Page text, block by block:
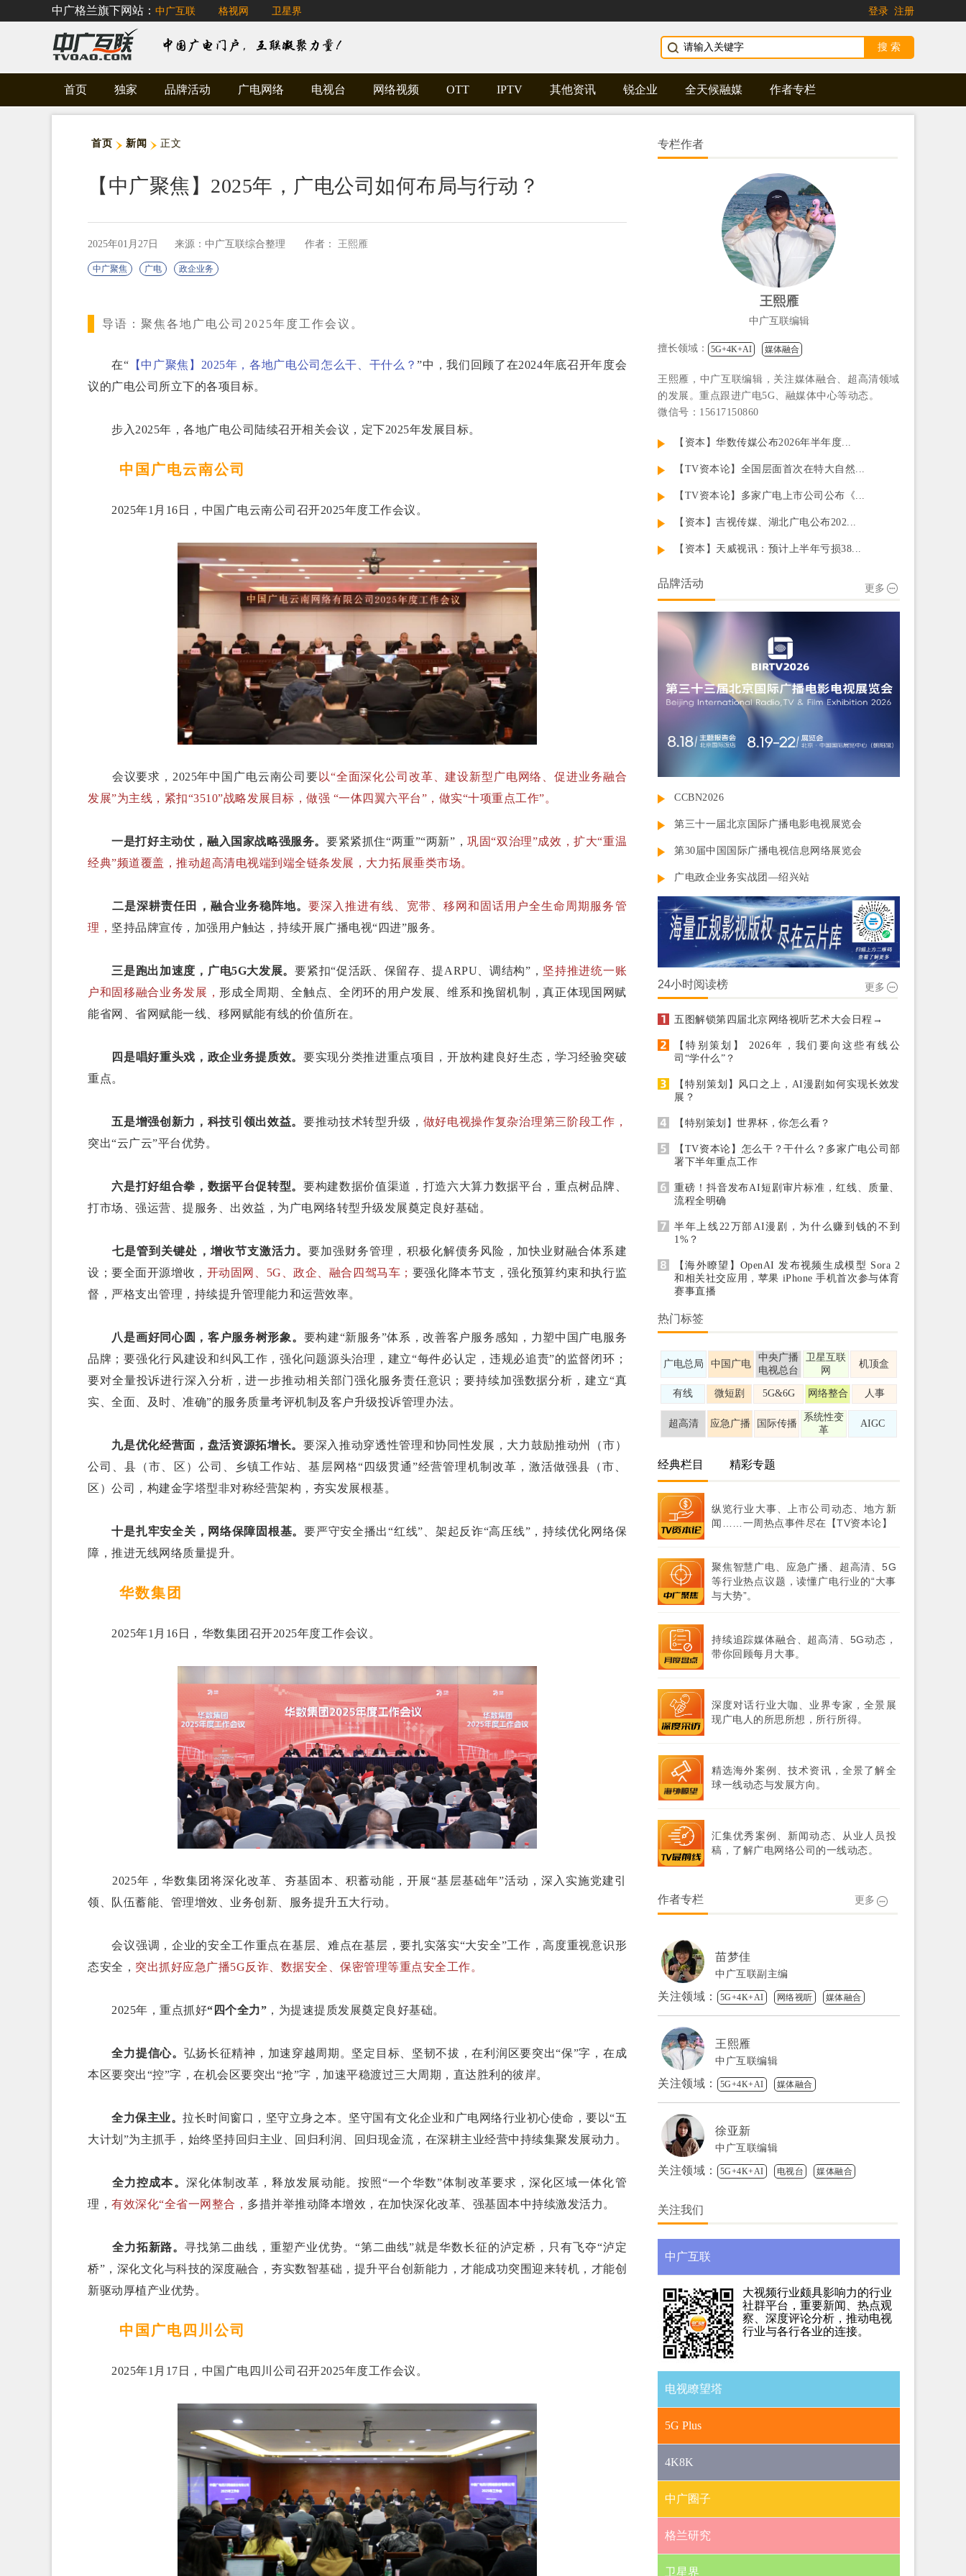
中广格兰旗下网站： 中广互联 格视网 卫星界 登录 注册
首页 独家 品牌活动 广电网络 电视台 网络视频 OTT IPTV 其他资讯 锐企业 全天候融媒 作者专栏
首页 新闻 正文
【中广聚焦】2025年，广电公司如何布局与行动？
2025年01月27日 来源：中广互联综合整理 作者： 王熙雁
中广聚焦 广电 政企业务
导语： 聚焦各地广电公司2025年度工作会议。
在“ 【中广聚焦】2025年，各地广电公司怎么干、干什么？”中，我们回顾了在2024年底召开年度会
议的广电公司所立下的各项目标。
步入2025年，各地广电公司陆续召开相关会议，定下2025年发展目标。
中国广电云南公司
2025年1月16日，中国广电云南公司召开2025年度工作会议。
会议要求，2025年中国广电云南公司要以“全面深化公司改革、建设新型广电网络、促进业务融合
发展”为主线，紧扣“3510”战略发展目标，做强 “一体四翼六平台”，做实“十项重点工作”。
一是打好主动仗，融入国家战略强服务。 要紧紧抓住“两重”“两新”，巩固“双治理”成效，扩大“重温
经典”频道覆盖，推动超高清电视端到端全链条发展，大力拓展垂类市场。
二是深耕责任田，融合业务稳阵地。要深入推进有线、宽带、移网和固话用户全生命周期服务管
理， 坚持品牌宣传，加强用户触达，持续开展广播电视“四进”服务。
三是跑出加速度，广电5G大发展。要紧扣“促活跃、保留存、提ARPU、调结构”， 坚持推进统一账
户和固移融合业务发展，形成全周期、全触点、全闭环的用户发展、维系和挽留机制，真正体现国网赋
能省网、省网赋能一线、移网赋能有线的价值所在。
四是唱好重头戏，政企业务提质效。要实现分类推进重点项目，开放构建良好生态，学习经验突破
重点。
五是增强创新力，科技引领出效益。要推动技术转型升级， 做好电视操作复杂治理第三阶段工作，
突出“云广云”平台优势。
六是打好组合拳，数据平台促转型。要构建数据价值渠道，打造六大算力数据平台，重点树品牌、
打市场、强运营、提服务、出效益，为广电网络转型升级发展奠定良好基础。
七是管到关键处，增收节支激活力。要加强财务管理，积极化解债务风险，加快业财融合体系建
设；要全面开源增收， 开动固网、5G、政企、融合四驾马车； 要强化降本节支，强化预算约束和执行监
督，严格支出管理，持续提升管理能力和运营效率。
八是画好同心圆，客户服务树形象。 要构建“新服务”体系，改善客户服务感知，力塑中国广电服务
品牌；要强化行风建设和纠风工作，强化问题源头治理，建立“每件必认定，违规必追责”的监督闭环；
要对全量投诉进行深入分析，进一步推动相关部门强化服务责任意识；要持续加强数据分析，建立“真
实、全面、及时、准确”的服务质量考评机制及客户升级投诉管理办法。
九是优化经营面，盘活资源拓增长。要深入推动穿透性管理和协同性发展，大力鼓励推动州（市）
公司、县（市、区）公司、乡镇工作站、基层网格“四级贯通”经营管理机制改革，激活做强县（市、
区）公司，构建金字塔型非对称经营架构，夯实发展根基。
十是扎牢安全关，网络保障固根基。要严守安全播出“红线”、架起反诈“高压线”，持续优化网络保
障，推进无线网络质量提升。
华数集团
2025年1月16日，华数集团召开2025年度工作会议。
2025年，华数集团将深化改革、夯基固本、积蓄动能，开展“基层基础年”活动，深入实施党建引
领、队伍蓄能、管理增效、业务创新、服务提升五大行动。
会议强调，企业的安全工作重点在基层、难点在基层，要扎实落实“大安全”工作，高度重视意识形
态安全， 突出抓好应急广播5G反诈、数据安全、保密管理等重点安全工作。
2025年，重点抓好“四个全力” ，为提速提质发展奠定良好基础。
全力提信心。 弘扬长征精神，加速穿越周期。坚定目标、坚韧不拔，在利润区要突出“保”字，在成
本区要突出“控”字，在机会区要突出“抢”字，加速平稳渡过三大周期，直达胜利的彼岸。
全力保主业。 拉长时间窗口，坚守立身之本。坚守国有文化企业和广电网络行业初心使命，要以“五
大计划”为主抓手，始终坚持回归主业、回归利润、回归现金流，在深耕主业经营中持续集聚发展动力。
全力控成本。 深化体制改革，释放发展动能。按照“一个华数”体制改革要求，深化区域一体化管
理， 有效深化“全省一网整合， 多措并举推动降本增效，在加快深化改革、强基固本中持续激发活力。
全力拓新路。寻找第二曲线，重塑产业优势。“第二曲线”就是华数长征的泸定桥，只有飞夺“泸定
桥”，深化文化与科技的深度融合，夯实数智基础，提升平台创新能力，才能成功突围迎来转机，才能创
新驱动厚植产业优势。
中国广电四川公司
2025年1月17日，中国广电四川公司召开2025年度工作会议。
专栏作者
王熙雁
中广互联编辑
擅长领域： 5G+4K+AI 媒体融合
王熙雁，中广互联编辑，关注媒体融合、超高清领域
的发展。重点跟进广电5G、融媒体中心等动态。
微信号：15617150860
【资本】华数传媒公布2026年半年度...
【TV资本论】全国层面首次在特大自然...
【TV资本论】多家广电上市公司公布《...
【资本】吉视传媒、湖北广电公布202...
【资本】天威视讯：预计上半年亏损38...
品牌活动 更多
CCBN2026
第三十一届北京国际广播电影电视展览会
第30届中国国际广播电视信息网络展览会
广电政企业务实战团—绍兴站
24小时阅读榜 更多
五图解锁第四届北京网络视听艺术大会日程→
【特别策划】 2026年，我们要向这些有线公
司“学什么”？
【特别策划】风口之上，AI漫剧如何实现长效发
展？
【特别策划】世界杯，你怎么看？
【TV资本论】怎么干？干什么？多家广电公司部
署下半年重点工作
重磅！抖音发布AI短剧审片标准，红线、质量、
流程全明确
半年上线22万部AI漫剧，为什么赚到钱的不到
1%？
【海外瞭望】OpenAI 发布视频生成模型 Sora 2
和相关社交应用，苹果 iPhone 手机首次参与体育
赛事直播
热门标签
广电总局 中国广电
中央广播
电视总台
卫星互联
网
机顶盒
有线 微短剧 5G&6G 网络整合 人事
超高清 应急广播 国际传播
系统性变
革
AIGC
经典栏目 精彩专题
纵览行业大事、上市公司动态、地方新
闻……一周热点事件尽在【TV资本论】
聚焦智慧广电、应急广播、超高清、5G
等行业热点议题，读懂广电行业的“大事
与大势”。
持续追踪媒体融合、超高清、5G动态，
带你回顾每月大事。
深度对话行业大咖、业界专家，全景展
现广电人的所思所想，所行所得。
精选海外案例、技术资讯，全景了解全
球一线动态与发展方向。
汇集优秀案例、新闻动态、从业人员投
稿，了解广电网络公司的一线动态。
作者专栏 更多
苗梦佳
中广互联副主编
关注领域： 5G+4K+AI 网络视听 媒体融合
王熙雁
中广互联编辑
关注领域： 5G+4K+AI 媒体融合
徐亚新
中广互联编辑
关注领域： 5G+4K+AI 电视台 媒体融合
关注我们
中广互联
大视频行业颇具影响力的行业
社群平台，重要新闻、热点观
察、深度评论分析，推动电视
行业与各行各业的连接。
电视瞭望塔
5G Plus
4K8K
中广圈子
格兰研究
卫星界